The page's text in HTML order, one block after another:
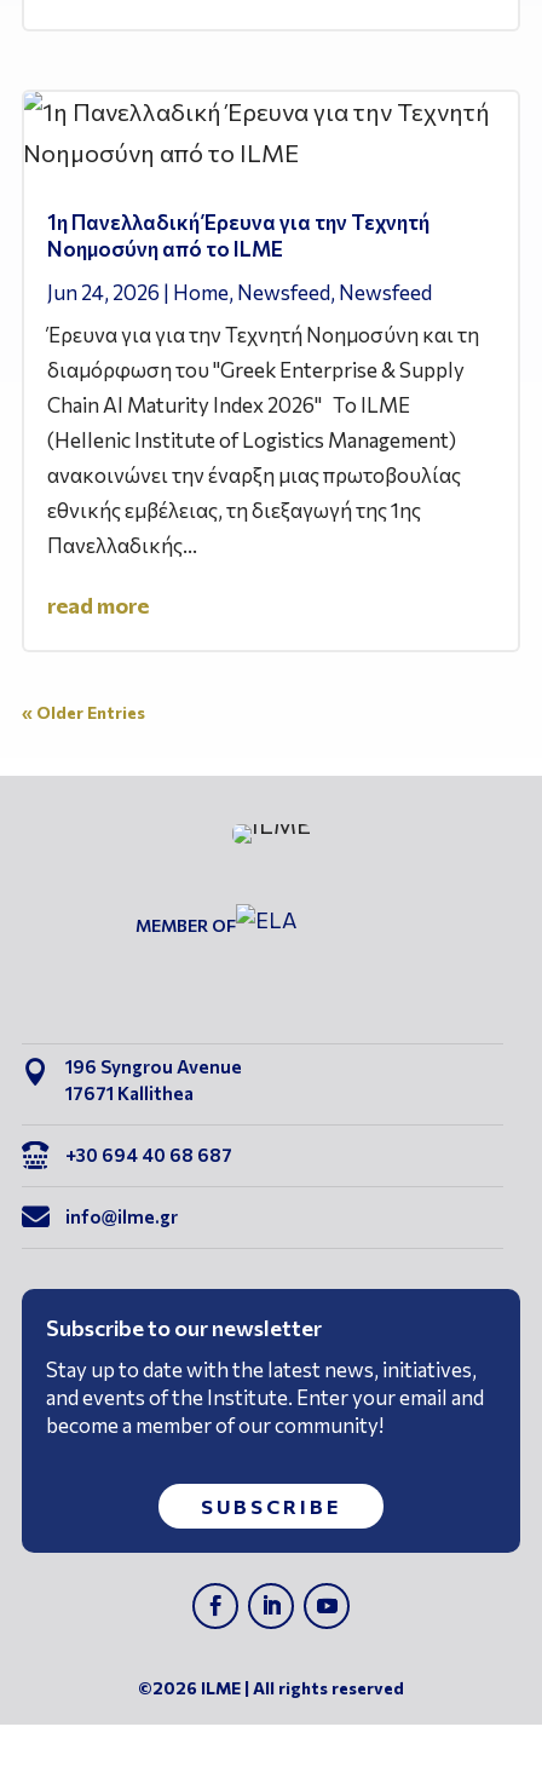
1η Πανελλαδική Έρευνα για την Τεχνητή
Νοημοσύνη από το ILME
Jun 24, 2026 | Home, Newsfeed, Newsfeed
Έρευνα για για την Τεχνητή Νοημοσύνη και τη
διαμόρφωση του "Greek Enterprise & Supply
Chain AI Maturity Index 2026" Το ILME
(Hellenic Institute of Logistics Management)
ανακοινώνει την έναρξη μιας πρωτοβουλίας
εθνικής εμβέλειας, τη διεξαγωγή της 1ης
Πανελλαδικής...
read more
« Older Entries
MEMBER OF

196 Syngrou Avenue
17671 Kallithea
 +30 694 40 68 687
 info@ilme.gr
Subscribe to our newsletter
Stay up to date with the latest news, initiatives,
and events of the Institute. Enter your email and
become a member of our community!
SUBSCRIBE
©2026 ILME | All rights reserved